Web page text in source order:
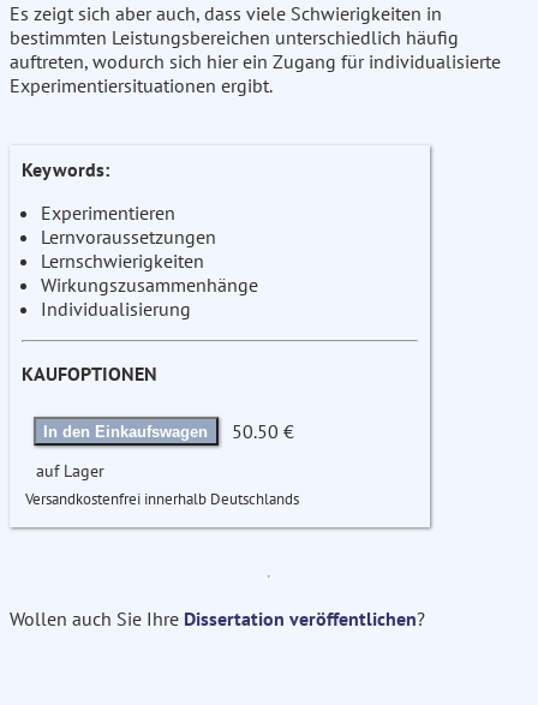
Es zeigt sich aber auch, dass viele Schwierigkeiten in
bestimmten Leistungsbereichen unterschiedlich häufig
auftreten, wodurch sich hier ein Zugang für individualisierte
Experimentiersituationen ergibt.
Keywords:
Experimentieren
Lernvoraussetzungen
Lernschwierigkeiten
Wirkungszusammenhänge
Individualisierung
KAUFOPTIONEN
In den Einkaufswagen 50.50 €
auf Lager
Versandkostenfrei innerhalb Deutschlands
Wollen auch Sie Ihre Dissertation veröffentlichen?